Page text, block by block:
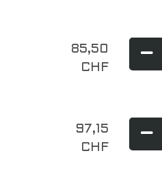
85,50
CHF
97,15
CHF